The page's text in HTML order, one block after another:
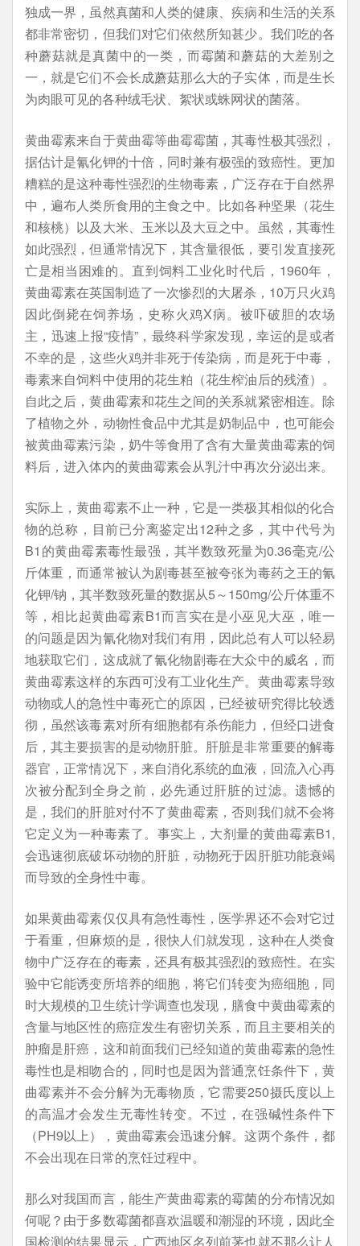
独成一界，虽然真菌和人类的健康、疾病和生活的关系
都非常密切，但我们对它们依然所知甚少。我们吃的各
种蘑菇就是真菌中的一类，而霉菌和蘑菇的大差别之
一，就是它们不会长成蘑菇那么大的子实体，而是生长
为肉眼可见的各种绒毛状、絮状或蛛网状的菌落。
黄曲霉素来自于黄曲霉等曲霉霉菌，其毒性极其强烈，
据估计是氰化钾的十倍，同时兼有极强的致癌性。更加
糟糕的是这种毒性强烈的生物毒素，广泛存在于自然界
中，遍布人类所食用的主食之中。比如各种坚果（花生
和核桃）以及大米、玉米以及大豆之中。虽然，其毒性
如此强烈，但通常情况下，其含量很低，要引发直接死
亡是相当困难的。直到饲料工业化时代后，1960年，
黄曲霉素在英国制造了一次惨烈的大屠杀，10万只火鸡
因此倒毙在饲养场，史称火鸡X病。被吓破胆的农场
主，迅速上报“疫情”，最终科学家发现，幸运的是或者
不幸的是，这些火鸡并非死于传染病，而是死于中毒，
毒素来自饲料中使用的花生粕（花生榨油后的残渣）。
自此之后，黄曲霉素和花生之间的关系就紧密相连。除
了植物之外，动物性食品中尤其是奶制品中，也可能会
被黄曲霉素污染，奶牛等食用了含有大量黄曲霉素的饲
料后，进入体内的黄曲霉素会从乳汁中再次分泌出来。
实际上，黄曲霉素不止一种，它是一类极其相似的化合
物的总称，目前已分离鉴定出12种之多，其中代号为
B1的黄曲霉素毒性最强，其半数致死量为0.36毫克/公
斤体重，而通常被认为剧毒甚至被夸张为毒药之王的氰
化钾/钠，其半数致死量的数据从5～150mg/公斤体重不
等，相比起黄曲霉素B1而言实在是小巫见大巫，唯一
的问题是因为氰化物对我们有用，因此总有人可以轻易
地获取它们，这成就了氰化物剧毒在大众中的威名，而
黄曲霉素这样的东西可没有工业化生产。黄曲霉素导致
动物或人的急性中毒死亡的原因，已经被研究得比较透
彻，虽然该毒素对所有细胞都有杀伤能力，但经口进食
后，其主要损害的是动物肝脏。肝脏是非常重要的解毒
器官，正常情况下，来自消化系统的血液，回流入心再
次被分配到全身之前，必先通过肝脏的过滤。遗憾的
是，我们的肝脏对付不了黄曲霉素，否则我们就不会将
它定义为一种毒素了。事实上，大剂量的黄曲霉素B1,
会迅速彻底破坏动物的肝脏，动物死于因肝脏功能衰竭
而导致的全身性中毒。
如果黄曲霉素仅仅具有急性毒性，医学界还不会对它过
于看重，但麻烦的是，很快人们就发现，这种在人类食
物中广泛存在的毒素，还具有极其强烈的致癌性。在实
验中它能诱变所培养的细胞，将它们转变为癌细胞，同
时大规模的卫生统计学调查也发现，膳食中黄曲霉素的
含量与地区性的癌症发生有密切关系，而且主要相关的
肿瘤是肝癌，这和前面我们已经知道的黄曲霉素的急性
毒性也是相吻合的，同时也是因为普通烹饪条件下，黄
曲霉素并不会分解为无毒物质，它需要250摄氏度以上
的高温才会发生无毒性转变。不过，在强碱性条件下
（PH9以上），黄曲霉素会迅速分解。这两个条件，都
不会出现在日常的烹饪过程中。
那么对我国而言，能生产黄曲霉素的霉菌的分布情况如
何呢？由于多数霉菌都喜欢温暖和潮湿的环境，因此全
国检测的结果显示，广西地区名列前茅也就不那么让人